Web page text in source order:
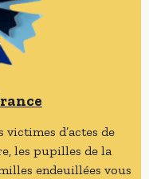
victimes d’actes de
les pupilles de la
endeuillées vous